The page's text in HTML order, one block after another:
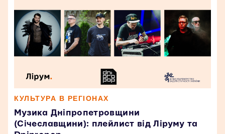
КУЛЬТУРА В РЕГІОНАХ
Музика Дніпропетровщини
(Січеславщини): плейлист від Ліруму та